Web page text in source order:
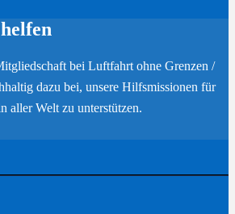
bei Luftfahrt ohne Grenzen /
dazu bei, unsere Hilfsmissionen für
aller Welt zu unterstützen.